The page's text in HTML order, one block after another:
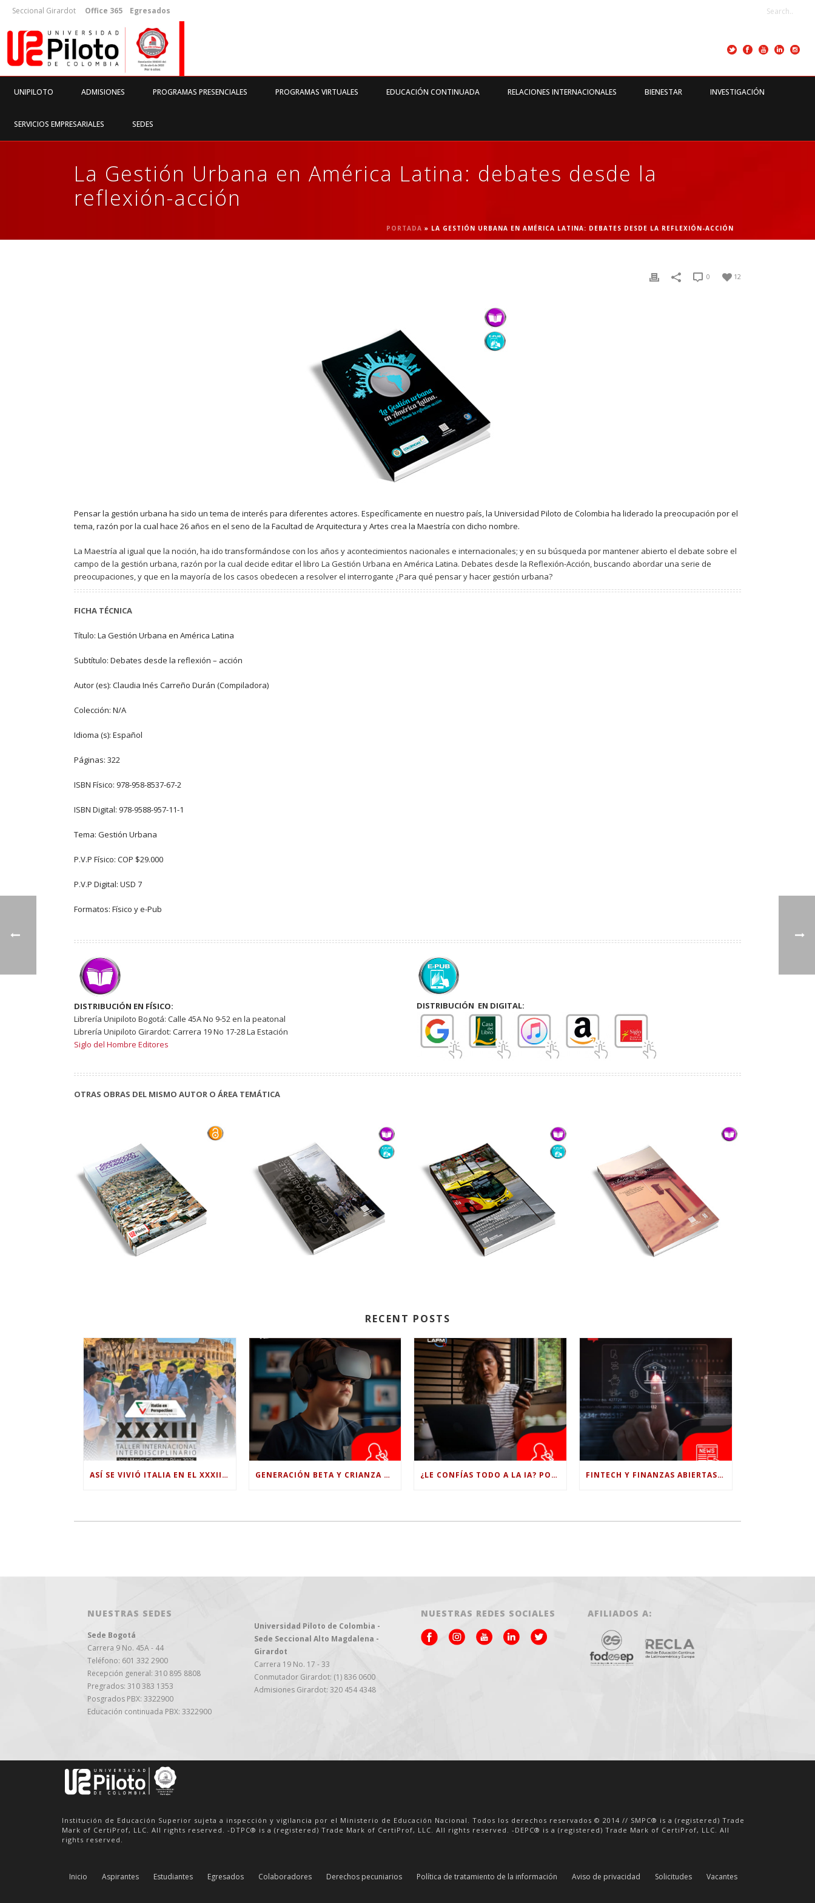
Seccional Girardot Office 365 Egresados
UNIPILOTO ADMISIONES PROGRAMAS PRESENCIALES PROGRAMAS VIRTUALES EDUCACIÓN CONTINUADA RELACIONES INTERNACIONALES BIENESTAR INVESTIGACIÓN
SERVICIOS EMPRESARIALES SEDES
La Gestión Urbana en América Latina: debates desde la
reflexión-acción
PORTADA » LA GESTIÓN URBANA EN AMÉRICA LATINA: DEBATES DESDE LA REFLEXIÓN-ACCIÓN
12
0
Pensar la gestión urbana ha sido un tema de interés para diferentes actores. Específicamente en nuestro país, la Universidad Piloto de Colombia ha liderado la preocupación por el
tema, razón por la cual hace 26 años en el seno de la Facultad de Arquitectura y Artes crea la Maestría con dicho nombre.
La Maestría al igual que la noción, ha ido transformándose con los años y acontecimientos nacionales e internacionales; y en su búsqueda por mantener abierto el debate sobre el
campo de la gestión urbana, razón por la cual decide editar el libro La Gestión Urbana en América Latina. Debates desde la Reflexión-Acción, buscando abordar una serie de
preocupaciones, y que en la mayoría de los casos obedecen a resolver el interrogante ¿Para qué pensar y hacer gestión urbana?
FICHA TÉCNICA
Título: La Gestión Urbana en América Latina
Subtítulo: Debates desde la reflexión – acción
Autor (es): Claudia Inés Carreño Durán (Compiladora)
Colección: N/A
Idioma (s): Español
Páginas: 322
ISBN Físico: 978-958-8537-67-2
ISBN Digital: 978-9588-957-11-1
Tema: Gestión Urbana
P.V.P Físico: COP $29.000
P.V.P Digital: USD 7
Formatos: Físico y e-Pub
DISTRIBUCIÓN EN FÍSICO:
Librería Unipiloto Bogotá: Calle 45A No 9-52 en la peatonal
Librería Unipiloto Girardot: Carrera 19 No 17-28 La Estación
Siglo del Hombre Editores
DISTRIBUCIÓN EN DIGITAL:
OTRAS OBRAS DEL MISMO AUTOR O ÁREA TEMÁTICA
RECENT POSTS
ASÍ SE VIVIÓ ITALIA EN EL XXXIII TALLER INTERNACIONAL INTERDISCIPLINAR GENERACIÓN BETA Y CRIANZA DIGITAL: LOS RETOS DE CRIAR HIJOS EN LA ERA DE LA INTELIGENCIA ARTIFICIAL ¿LE CONFÍAS TODO A LA IA? POR QUÉ LA PSICÓLOGA DICE QUE ESO PUEDE COSTARTE TUS PROPIAS HABILIDADES FINTECH Y FINANZAS ABIERTAS: RETOS PARA EL NUEVO GOBIERNO COLOMBIANO
NUESTRAS SEDES
Sede Bogotá
Carrera 9 No. 45A - 44
Teléfono: 601 332 2900
Recepción general: 310 895 8808
Pregrados: 310 383 1353
Posgrados PBX: 3322900
Educación continuada PBX: 3322900
Universidad Piloto de Colombia -
Sede Seccional Alto Magdalena -
Girardot
Carrera 19 No. 17 - 33
Conmutador Girardot: (1) 836 0600
Admisiones Girardot: 320 454 4348
NUESTRAS REDES SOCIALES AFILIADOS A:
Institución de Educación Superior sujeta a inspección y vigilancia por el Ministerio de Educación Nacional. Todos los derechos reservados © 2014 // SMPC® is a (registered) Trade
Mark of CertiProf, LLC. All rights reserved. -DTPC® is a (registered) Trade Mark of CertiProf, LLC. All rights reserved. -DEPC® is a (registered) Trade Mark of CertiProf, LLC. All
rights reserved.
Inicio Aspirantes Estudiantes Egresados Colaboradores Derechos pecuniarios Política de tratamiento de la información Aviso de privacidad Solicitudes Vacantes